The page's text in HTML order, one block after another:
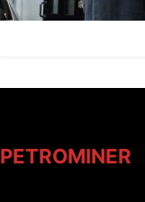
PETROMINER